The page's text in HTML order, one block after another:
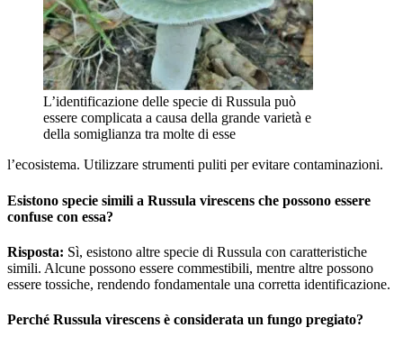
L’identificazione delle specie di Russula può
essere complicata a causa della grande varietà e
della somiglianza tra molte di esse
l’ecosistema. Utilizzare strumenti puliti per evitare contaminazioni.
Esistono specie simili a Russula virescens che possono essere
confuse con essa?
Risposta: Sì, esistono altre specie di Russula con caratteristiche
simili. Alcune possono essere commestibili, mentre altre possono
essere tossiche, rendendo fondamentale una corretta identificazione.
Perché Russula virescens è considerata un fungo pregiato?